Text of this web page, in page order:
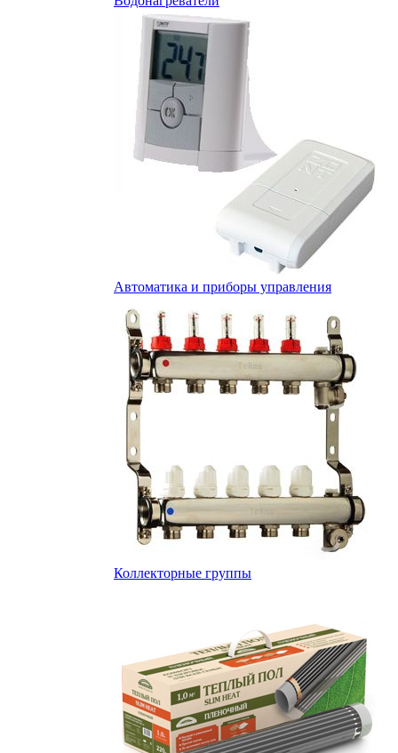
Автоматика и приборы управления
Коллекторные группы